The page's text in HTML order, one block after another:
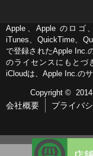
Apple、Apple のロゴ
iTunes、QuickTime、
で登録されたApple Inc.
のライセンスにもとづ
iCloudは、Apple Inc.の
Copyright ©
会社概要 プライバ